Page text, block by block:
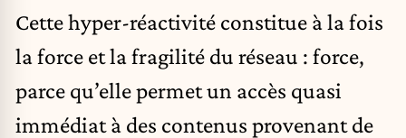
Cette hyper-réactivité constitue à la fois
la force et la fragilité du réseau : force,
parce qu’elle permet un accès quasi
immédiat à des contenus provenant de